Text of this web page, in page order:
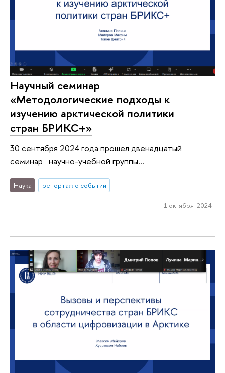
Научный семинар
«Методологические подходы к
изучению арктической политики
стран БРИКС+»
30 сентября 2024 года прошел двенадцатый
семинар научно-учебной группы...
Наука репортаж о событии
1 октября 2024